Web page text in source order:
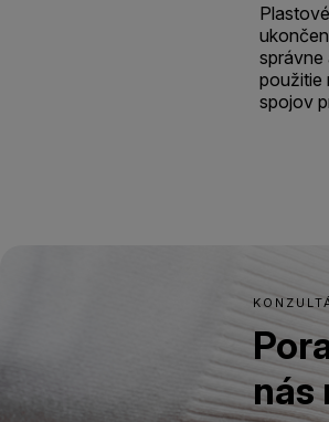
správne
použitie
spojov
nás